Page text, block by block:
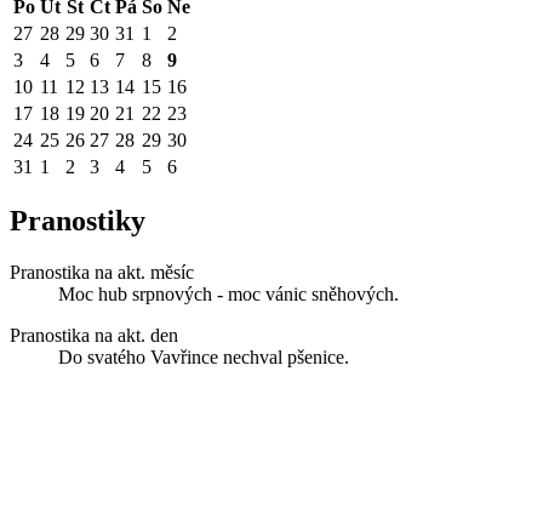
Po Út St Čt Pá So Ne
27 28 29 30 31 1
2
3
4 5 6 7 8
9
10 11 12 13 14 15 16
17 18 19 20 21 22 23
24 25 26 27 28 29 30
31 1 2 3 4 5 6
Pranostiky
Pranostika na akt. měsíc
Moc hub srpnových - moc vánic sněhových.
Pranostika na akt. den
Do svatého Vavřince nechval pšenice.